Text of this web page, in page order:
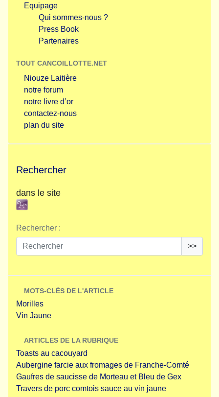
Equipage
Qui sommes-nous ?
Press Book
Partenaires
TOUT CANCOILLOTTE.NET
Niouze Laitière
notre forum
notre livre d’or
contactez-nous
plan du site
Rechercher
dans le site
Rechercher :
>>
MOTS-CLÉS DE L'ARTICLE
Morilles
Vin Jaune
ARTICLES DE LA RUBRIQUE
Toasts au cacouyard
Aubergine farcie aux fromages de Franche-Comté
Gaufres de saucisse de Morteau et Bleu de Gex
Travers de porc comtois sauce au vin jaune